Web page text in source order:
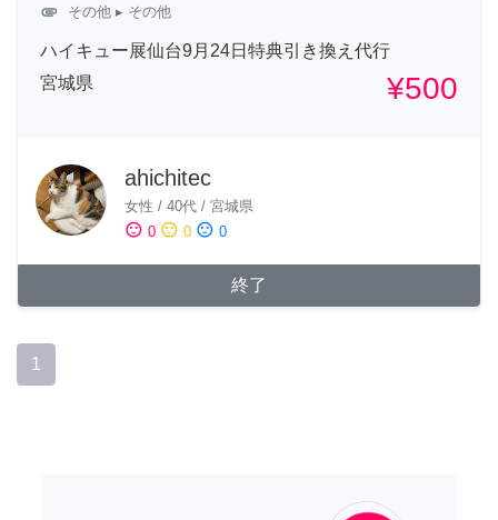
attachment その他 ▸ その他
ハイキュー展仙台9月24日特典引き換え代行
宮城県
¥500
ahichitec
女性 / 40代 / 宮城県
sentiment_satisfied 0 sentiment_neutral 0 sentiment_dissatisfied 0
終了
1